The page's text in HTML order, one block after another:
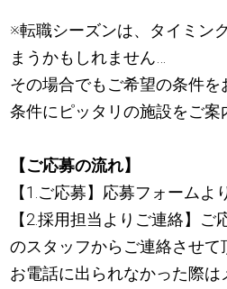
※転職シーズンは、タイミン
まうかもしれません…
その場合でもご希望の条件を
条件にピッタリの施設をご案
【ご応募の流れ】
【1.ご応募】応募フォームよ
【2.採用担当よりご連絡】ご
のスタッフからご連絡させて
お電話に出られなかった際は